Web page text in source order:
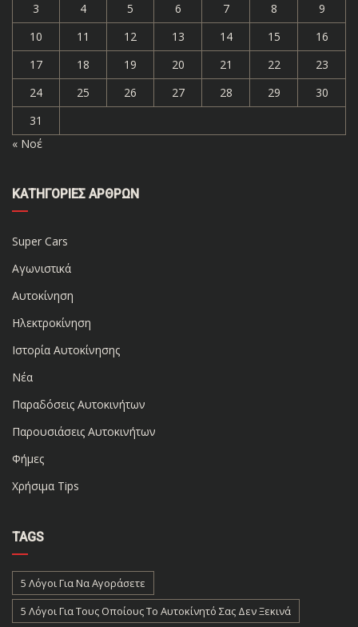
3
4 5 6 7 8
9
10
11 12 13 14 15
16
17
18 19 20 21 22
23
24
25 26 27 28 29
30
31
« Νοέ
ΚΑΤΗΓΟΡΊΕΣ ΆΡΘΡΩΝ
Super Cars
Αγωνιστικά
Αυτοκίνηση
Ηλεκτροκίνηση
Ιστορία Αυτοκίνησης
Νέα
Παραδόσεις Αυτοκινήτων
Παρουσιάσεις Αυτοκινήτων
Φήμες
Χρήσιμα Tips
TAGS
5 Λόγοι Για Να Αγοράσετε
5 Λόγοι Για Τους Οποίους Το Αυτοκίνητό Σας Δεν Ξεκινά